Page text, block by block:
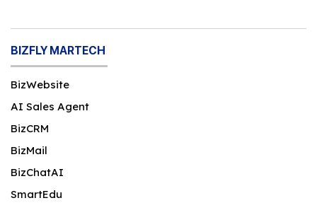
BIZFLY MARTECH
BizWebsite
AI Sales Agent
BizCRM
BizMail
BizChatAI
SmartEdu